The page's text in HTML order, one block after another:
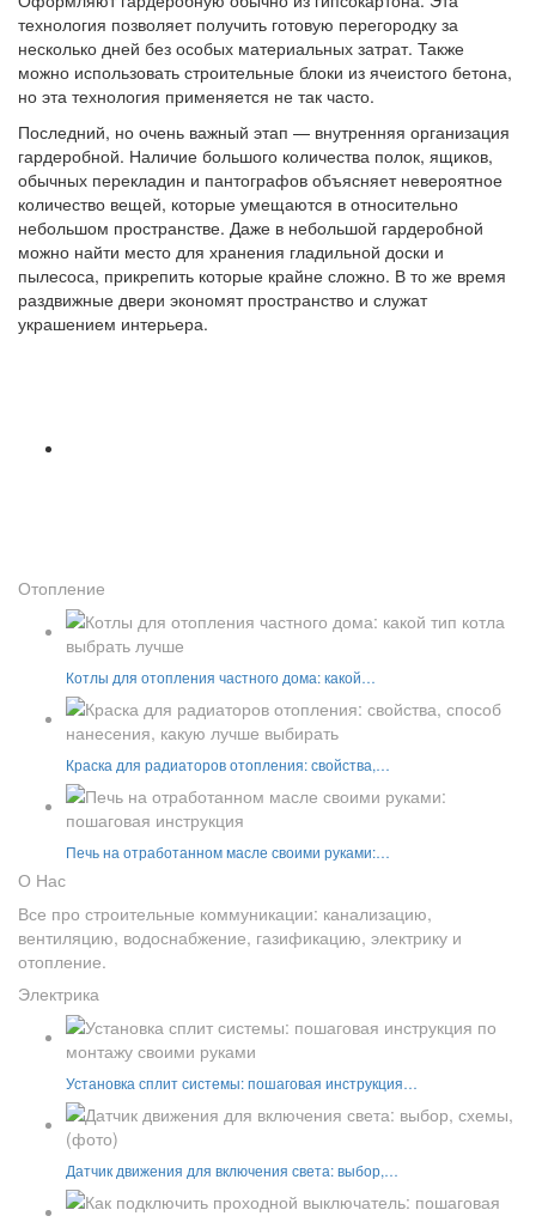
технология позволяет получить готовую перегородку за
несколько дней без особых материальных затрат. Также
можно использовать строительные блоки из ячеистого бетона,
но эта технология применяется не так часто.
Последний, но очень важный этап — внутренняя организация
гардеробной. Наличие большого количества полок, ящиков,
обычных перекладин и пантографов объясняет невероятное
количество вещей, которые умещаются в относительно
небольшом пространстве. Даже в небольшой гардеробной
можно найти место для хранения гладильной доски и
пылесоса, прикрепить которые крайне сложно. В то же время
раздвижные двери экономят пространство и служат
украшением интерьера.
Отопление
Котлы для отопления частного дома: какой…
Краска для радиаторов отопления: свойства,…
Печь на отработанном масле своими руками:…
О Нас
Все про строительные коммуникации: канализацию,
вентиляцию, водоснабжение, газификацию, электрику и
отопление.
Электрика
Установка сплит системы: пошаговая инструкция…
Датчик движения для включения света: выбор,…